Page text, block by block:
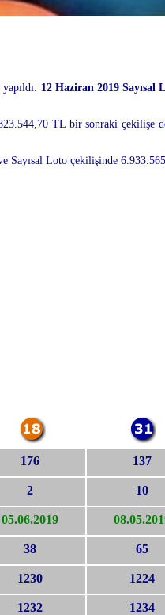
12 Haziran 2019 Sayısal
TL bir sonraki
Sayısal Loto çekilişinde
176 137
2 10
05.06.2019
38 65
1230 1224
1232 1234